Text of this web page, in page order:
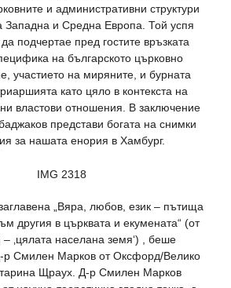
и административни структури
Западна и Средна Европа. Той успя
подчертае пред гостите връзката
на българското църковно
участието на миряните, и бурната
като цяло в контекста на
властови отношения. В заключение
представи богата на снимки
за нашата енория в Хамбург.
„Вяра, любов, език – пътища
другия в църквата и екумената“ (от
– ‚цялата населана земя‘) , беше
р Смилен Марков от Оксфорд/Велико
Щраух. Д-р Смилен Марков